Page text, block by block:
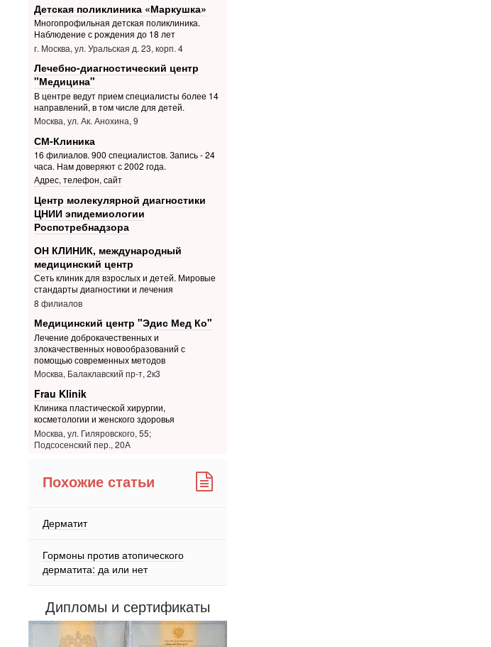
Детская поликлиника «Маркушка»
Многопрофильная детская поликлиника.
Наблюдение с рождения до 18 лет
г. Москва, ул. Уральская д. 23, корп. 4
Лечебно-диагностический центр
"Медицина"
В центре ведут прием специалисты более 14
направлений, в том числе для детей.
Москва, ул. Ак. Анохина, 9
СМ-Клиника
16 филиалов. 900 специалистов. Запись - 24
часа. Нам доверяют с 2002 года.
Адрес, телефон, сайт
Центр молекулярной диагностики
ЦНИИ эпидемиологии
Роспотребнадзора
ОН КЛИНИК, международный
медицинский центр
Сеть клиник для взрослых и детей. Мировые
стандарты диагностики и лечения
8 филиалов
Медицинский центр "Эдис Мед Ко"
Лечение доброкачественных и
злокачественных новообразований с
помощью современных методов
Москва, Балаклавский пр-т, 2к3
Frau Klinik
Клиника пластической хирургии,
косметологии и женского здоровья
Москва, ул. Гиляровского, 55;
Подсосенский пер., 20А
Похожие статьи
Дерматит
Гормоны против атопического
дерматита: да или нет
Дипломы и сертификаты